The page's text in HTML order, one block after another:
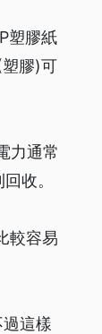
塑膠紙
膠)可
力通常
收。
較容易
這樣